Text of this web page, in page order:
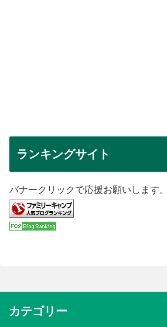
ランキングサイト
バナークリックで応援お願いします。
カテゴリー